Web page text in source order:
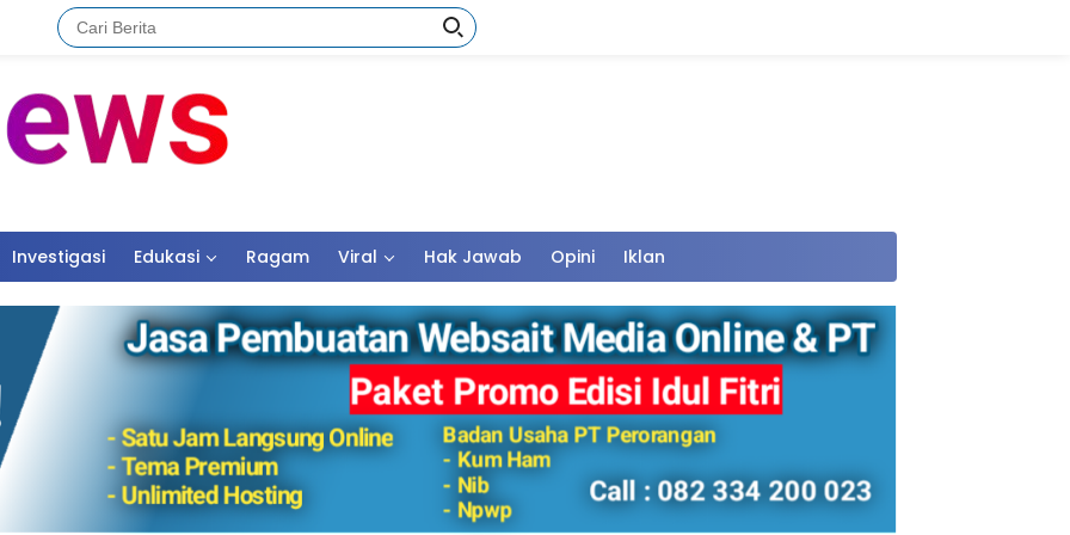
Investigasi Edukasi Ragam Viral Hak Jawab Opini Iklan